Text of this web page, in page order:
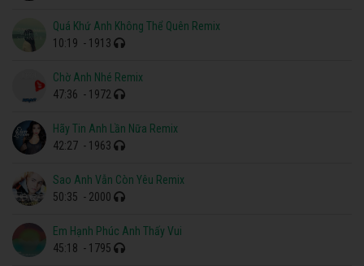
Quá Khứ Anh Không Thể Quên Remix
10:19 - 1913
Chờ Anh Nhé Remix
47:36 - 1972
Hãy Tin Anh Lần Nữa Remix
42:27 - 1963
Sao Anh Vẫn Còn Yêu Remix
50:35 - 2000
Em Hạnh Phúc Anh Thấy Vui
45:18 - 1795